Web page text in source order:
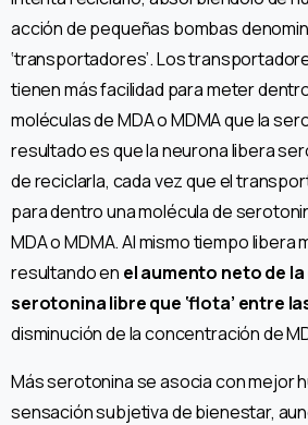
acción de pequeñas bombas
‘transportadores’. Los
tienen más facilidad para meter
moléculas de MDA o MDMA que la
resultado es que la neurona libera
de reciclarla, cada vez que el
para dentro una molécula de
MDA o MDMA. Al mismo tiempo libera
resultando en el aumento neto de
serotonina libre que ‘flota’ entre
disminución de la concentración de
Más serotonina se asocia con mejor
sensación subjetiva de bienestar,